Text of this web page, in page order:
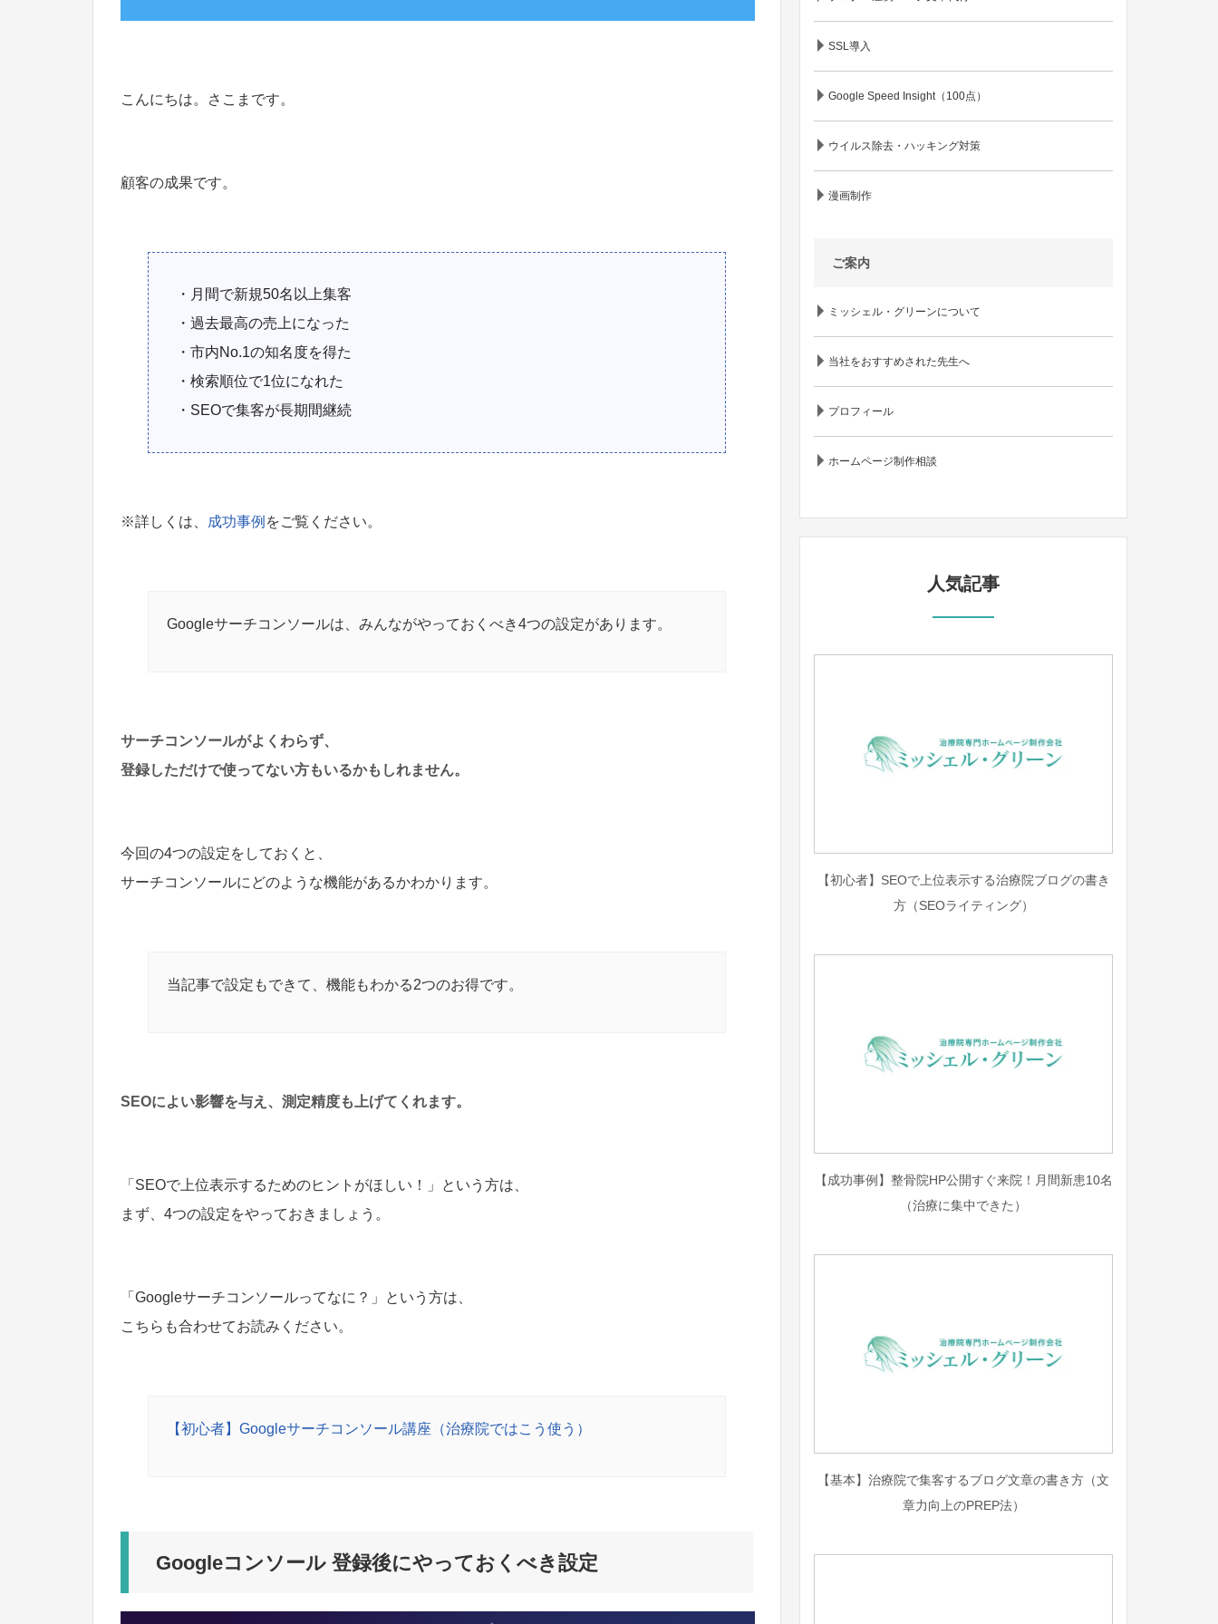
こんにちは。さこまです。
顧客の成果です。
・月間で新規50名以上集客
・過去最高の売上になった
・市内No.1の知名度を得た
・検索順位で1位になれた
・SEOで集客が長期間継続
※詳しくは、 成功事例 をご覧ください。
Googleサーチコンソールは、みんながやっておくべき4つの設定があります。
サーチコンソールがよくわらず、
登録しただけで使ってない方もいるかもしれません。
今回の4つの設定をしておくと、
サーチコンソールにどのような機能があるかわかります。
当記事で設定もできて、機能もわかる2つのお得です。
SEOによい影響を与え、測定精度も上げてくれます。
「SEOで上位表示するためのヒントがほしい！」という方は、
まず、4つの設定をやっておきましょう。
「Googleサーチコンソールってなに？」という方は、
こちらも合わせてお読みください。
【初心者】Googleサーチコンソール講座（治療院ではこう使う）
Googleコンソール 登録後にやっておくべき設定
SSL導入
Google Speed Insight（100点）
ウイルス除去・ハッキング対策
漫画制作
ご案内
ミッシェル・グリーンについて
当社をおすすめされた先生へ
プロフィール
ホームページ制作相談
人気記事
【初心者】SEOで上位表示する治療院ブログの書き
方（SEOライティング）
【成功事例】整骨院HP公開すぐ来院！月間新患10名
（治療に集中できた）
【基本】治療院で集客するブログ文章の書き方（文
章力向上のPREP法）